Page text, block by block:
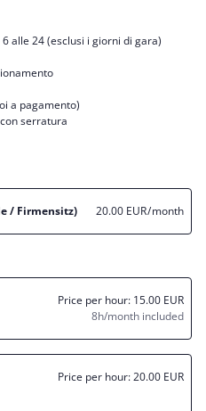
alle 24 (esclusi i giorni di gara)
a pagamento)
serratura
/ Firmensitz) 20.00 EUR/ month
Price per hour: 15.00 EUR
8h/month included
Price per hour:20.00 EUR